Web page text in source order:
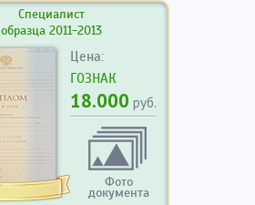
Специалист
образца 2011-2013
Цена:
ГОЗНАК
18.000 руб.
Фото
документа